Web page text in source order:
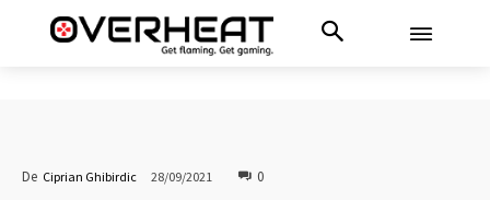
De Ciprian Ghibirdic 28/09/2021 0